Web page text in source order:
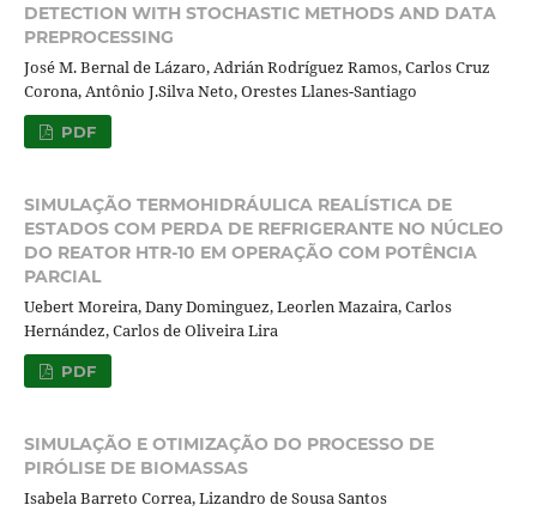
DETECTION WITH STOCHASTIC METHODS AND DATA
PREPROCESSING
José M. Bernal de Lázaro, Adrián Rodríguez Ramos, Carlos Cruz
Corona, Antônio J.Silva Neto, Orestes Llanes-Santiago
PDF
SIMULAÇÃO TERMOHIDRÁULICA REALÍSTICA DE
ESTADOS COM PERDA DE REFRIGERANTE NO NÚCLEO
DO REATOR HTR-10 EM OPERAÇÃO COM POTÊNCIA
PARCIAL
Uebert Moreira, Dany Dominguez, Leorlen Mazaira, Carlos
Hernández, Carlos de Oliveira Lira
PDF
SIMULAÇÃO E OTIMIZAÇÃO DO PROCESSO DE
PIRÓLISE DE BIOMASSAS
Isabela Barreto Correa, Lizandro de Sousa Santos